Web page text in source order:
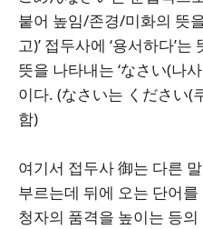
붙어 높임/존경/미화의 뜻
고)’ 접두사에 ‘용서하다’는
뜻을 나타내는 ‘なさい(나
이다. (なさい는 ください(
함)
여기서 접두사 御는 다른
부르는데 뒤에 오는 단어
청자의 품격을 높이는 등